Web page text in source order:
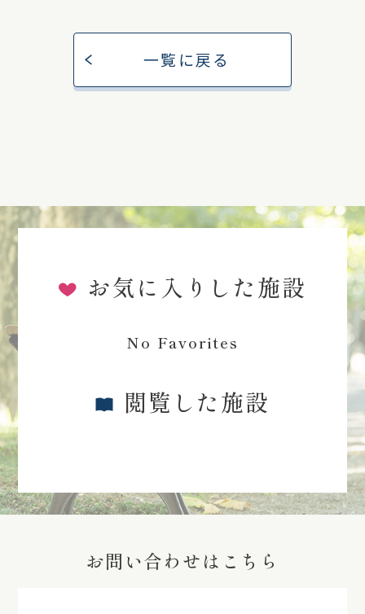
一覧に戻る
お気に入りした施設
No Favorites
閲覧した施設
お問い合わせはこちら